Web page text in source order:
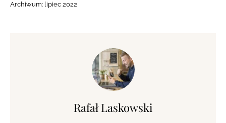
Archiwum: lipiec 2022
Rafał Laskowski